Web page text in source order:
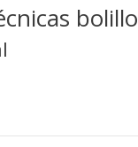
bolillo